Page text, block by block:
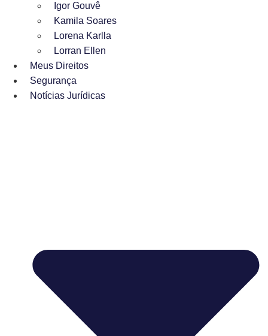
Igor Gouvê
Kamila Soares
Lorena Karlla
Lorran Ellen
Meus Direitos
Segurança
Notícias Jurídicas